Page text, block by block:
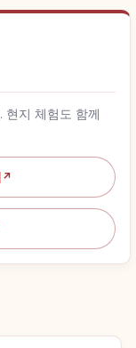
현지 체험도 함께
↗